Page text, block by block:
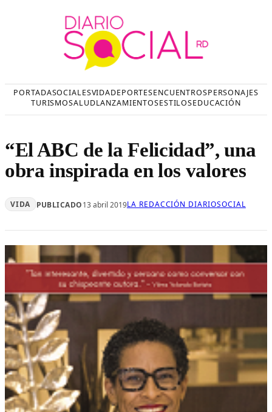
PORTADASOCIALESVIDADEPORTESENCUENTROSPERSONAJES
TURISMOSALUDLANZAMIENTOSESTILOSEDUCACIÓN
“El ABC de la Felicidad”, una
obra inspirada en los valores
VIDA PUBLICADO13 abril 2019LA REDACCIÓN DIARIOSOCIAL